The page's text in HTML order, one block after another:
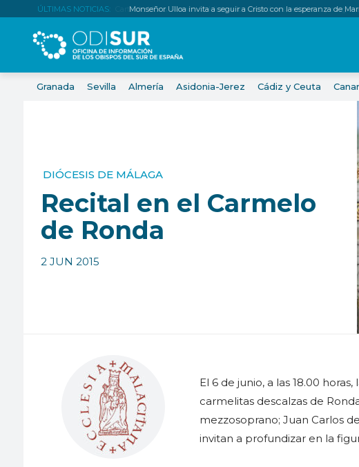
ÚLTIMAS NOTICIAS: Monseñor Ulloa invita a seguir a Cristo con la esperanza de
Granada Sevilla Almería Asidonia-Jerez Cádiz y Ceuta
DIÓCESIS DE MÁLAGA
Recital en el Carmelo
de Ronda
2 JUN 2015
El 6 de junio, a las 18.00
carmelitas descalzas de
mezzosoprano; Juan Carlos
invitan a profundizar en la